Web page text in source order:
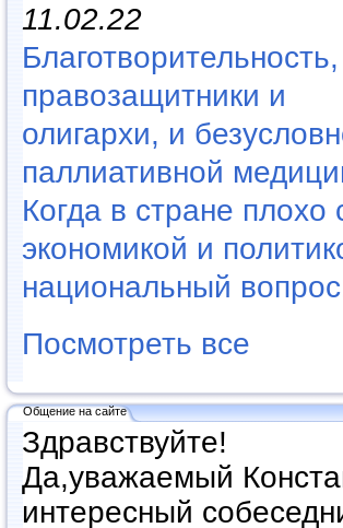
11.02.22
Благотворительность,
правозащитники и
олигархи, и
паллиативной
Когда в стране плохо
экономикой и
национальный
Посмотреть все
Общение на сайте
Здравствуйте!
Да,уважаемый
интересный